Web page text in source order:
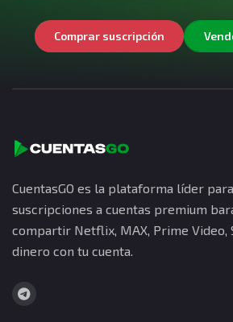
Comprar suscripción
CuentasGO es la plataforma líder
suscripciones a cuentas premium
compartir Netflix, MAX, Prime
dinero con tu cuenta.